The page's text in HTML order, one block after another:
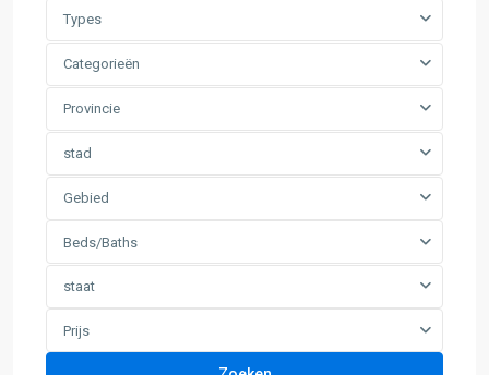
Types
Categorieën
Provincie
stad
Gebied
Beds/Baths
staat
Prijs